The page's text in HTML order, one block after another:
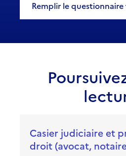
Remplir le questionnaire
Casier judiciaire et
droit (avocat,